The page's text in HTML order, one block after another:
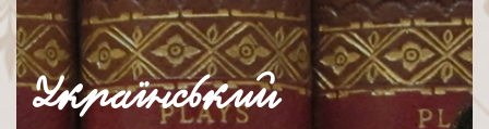
Український